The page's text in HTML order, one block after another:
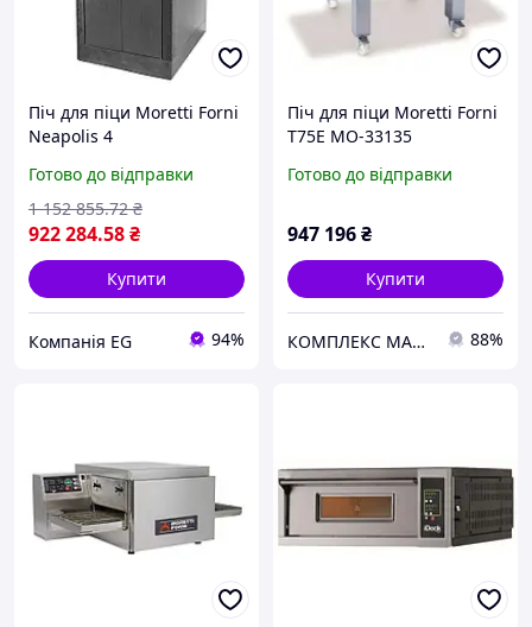
Піч для піци Moretti Forni
Neapolis 4
Готово до відправки
922 284.58₴
1 152 855.72 ₴
Купити
Компанія EG 94%
Піч для піци Moretti Forni
T75E MO-33135
Готово до відправки
947 196₴
Купити
КОМПЛЕКС МАРКЕТ 88%